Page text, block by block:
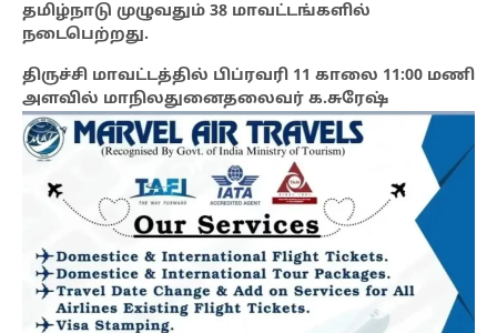
தமிழ்நாடு முழுவதும் 38 மாவட்டங்களில்
நடைபெற்றது.
திருச்சி மாவட்டத்தில் பிப்ரவரி 11 காலை 11:00 மணி
அளவில் மாநிலதுனைதலைவர் க.சுரேஷ்